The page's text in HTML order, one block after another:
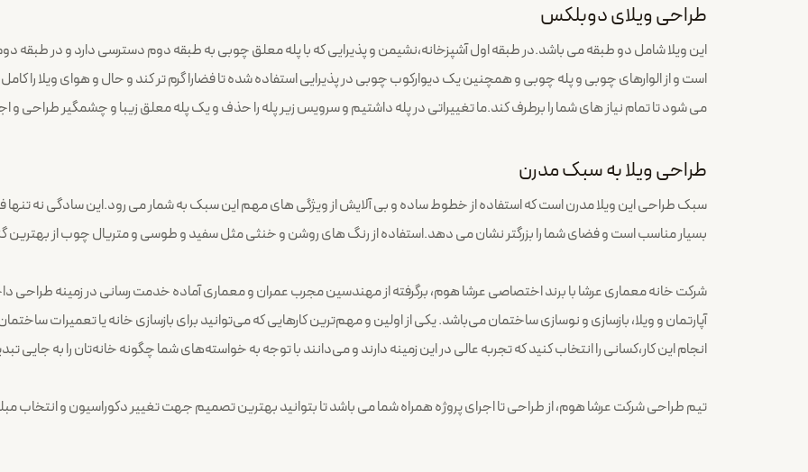
طراحی ویلای دوبلکس
این ویلا شامل دو طبقه می باشد.در طبقه اول آشپزخانه،نشیمن و پذیرایی که با پله معلق چوبی به طبقه دوم دسترسی دارد و در طبقه
است و از الوارهای چوبی و پله چوبی و همچنین یک دیوارکوب چوبی در پذیرایی استفاده شده تا فضارا گرم تر کند و حال و هوای ویلا را
می شود تا تمام نیاز های شما را برطرف کند.ما تغییراتی در پله داشتیم و سرویس زیر پله را حذف و یک پله معلق زیبا و چشمگیر طراحی و
طراحی ویلا به سبک مدرن
سبک طراحی این ویلا مدرن است که استفاده از خطوط ساده و بی آلایش از ویژگی های مهم این سبک به شمار می رود.این سادگی نه
بسیار مناسب است و فضای شما را بزرگتر نشان می دهد.استفاده از رنگ های روشن و خنثی مثل سفید و طوسی و متریال چوب از بهترین
شرکت خانه معماری عرشا با برند اختصاصی عرشا هوم، برگرفته از مهندسین مجرب عمران و معماری آماده خدمت رسانی در زمینه طراحی
آپارتمان و ویلا، بازسازی و نوسازی ساختمان می‌باشد. یکی از اولین و مهم‌ترین کارهایی که می‌توانید برای بازسازی خانه یا تعمیرات
انجام این کار،کسانی را انتخاب کنید که تجربه عالی در این زمینه دارند و می‌دانند با توجه به خواسته‌های شما چگونه خانه‌تان را به جایی
تیم طراحی شرکت عرشا هوم، از طراحی تا اجرای پروژه همراه شما می باشد تا بتوانید بهترین تصمیم جهت تغییر دکوراسیون و انتخاب